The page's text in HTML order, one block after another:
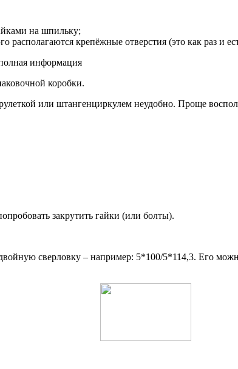
на шпильку;
крепёжные отверстия (это как раз и
информация
коробки.
или штангенциркулем неудобно. Проще
закрутить гайки (или болты).
сверловку – например: 5*100/5*114,3. Его